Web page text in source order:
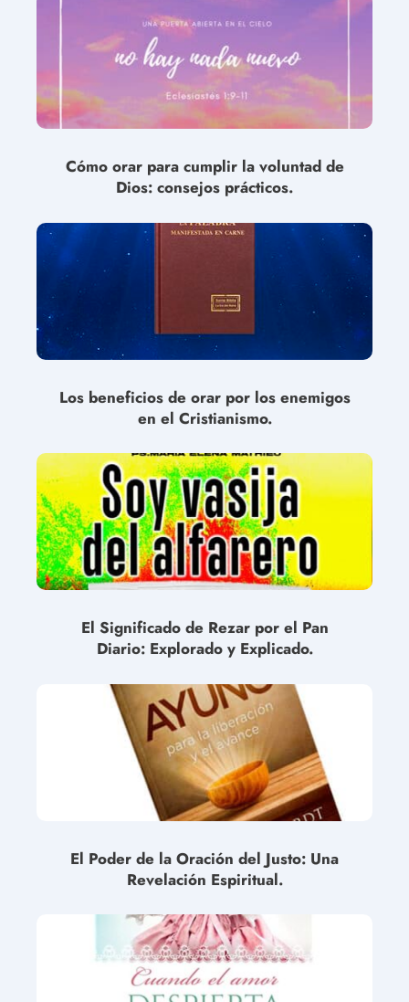
Cómo orar para cumplir la voluntad de
Dios: consejos prácticos.
Los beneficios de orar por los enemigos
en el Cristianismo.
El Significado de Rezar por el Pan
Diario: Explorado y Explicado.
El Poder de la Oración del Justo: Una
Revelación Espiritual.